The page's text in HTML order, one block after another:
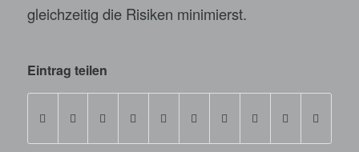
gleichzeitig die Risiken minimierst.
Eintrag teilen